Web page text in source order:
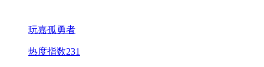
玩嘉孤勇者
热度指数231